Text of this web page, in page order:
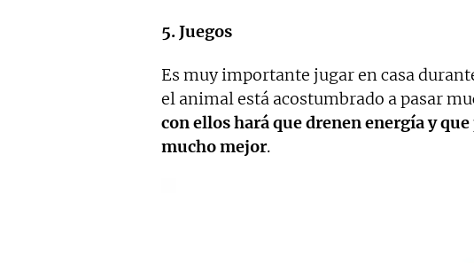
5. Juegos
Es muy importante jugar en casa
el animal está acostumbrado a pasar
con ellos hará que drenen energía y
mucho mejor.